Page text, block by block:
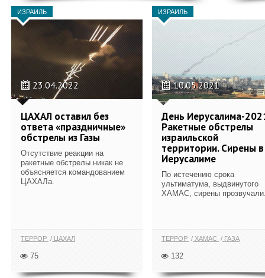
ИЗРАИЛЬ
23.04.2022
ЦАХАЛ оставил без
ответа «праздничные»
обстрелы из Газы
Отсутствие реакции на
ракетные обстрелы никак не
объясняется командованием
ЦАХАЛа.
ТЕРРОР ЦАХАЛ
75
ИЗРАИЛЬ
10.05.2021
День Иерусалима-
Ракетные обстрелы
израильской
территории. Сирены в
Иерусалиме
По истечению срока
ультиматума, выдвинутого
ХАМАС, сирены
ТЕРРОР ХАМАС ГАЗА
132